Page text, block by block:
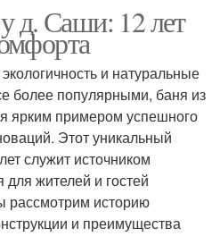
д. Саши: 12 лет
и натуральные
более популярными, баня из
ярким примером успешного
Этот уникальный
служит источником
жителей и гостей
рассмотрим историю
и преимущества